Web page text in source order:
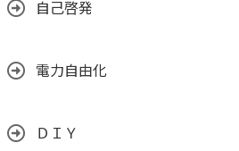
自己啓発
電力自由化
ＤＩＹ